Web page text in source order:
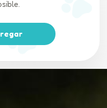
Rural King).Reflexiones
apegarse a tiendas
una experiencia sin estrés
respeto a las políticas de la
se permiten perros